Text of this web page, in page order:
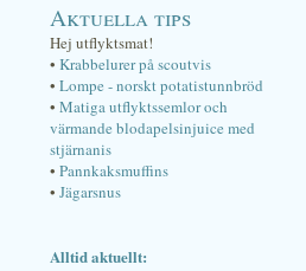
Aktuella tips
Hej utflyktsmat!
• Krabbelurer på scoutvis
• Lompe - norskt potatistunnbröd
• Matiga utflyktssemlor och
värmande blodapelsinjuice med
stjärnanis
• Pannkaksmuffins
• Jägarsnus
Alltid aktuellt: